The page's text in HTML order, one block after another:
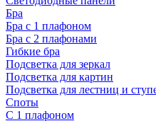
Бра
Бра с 1 плафоном
Бра с 2 плафонами
Гибкие бра
Подсветка для зеркал
Подсветка для картин
Подсветка для лестниц и
Споты
С 1 плафоном